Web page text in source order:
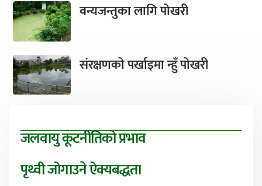
वन्यजन्तुका लागि पोखरी
संरक्षणको पर्खाइमा न्हुँ पोखरी
जलवायु कूटनीतिको प्रभाव
पृथ्वी जोगाउने ऐक्यबद्धता